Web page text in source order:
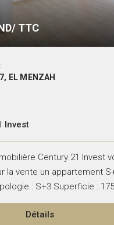
TTC
EL MENZAH
Invest
Century 21 Invest
la vente un appartement
: S+3 Superficie :
– Un grand salon. –...
Détails